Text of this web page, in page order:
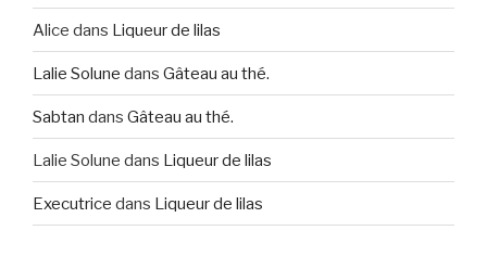
Alice dans Liqueur de lilas
Lalie Solune dans Gâteau au thé.
Sabtan dans Gâteau au thé.
Lalie Solune dans Liqueur de lilas
Executrice dans Liqueur de lilas